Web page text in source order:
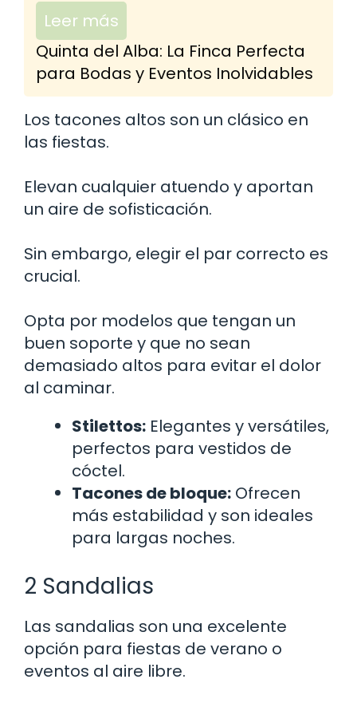
Leer más
Quinta del Alba: La Finca Perfecta
para Bodas y Eventos Inolvidables
Los tacones altos son un clásico en
las fiestas.
Elevan cualquier atuendo y aportan
un aire de sofisticación.
Sin embargo, elegir el par correcto es
crucial.
Opta por modelos que tengan un
buen soporte y que no sean
demasiado altos para evitar el dolor
al caminar.
Stilettos: Elegantes y versátiles,
perfectos para vestidos de
cóctel.
Tacones de bloque: Ofrecen
más estabilidad y son ideales
para largas noches.
2 Sandalias
Las sandalias son una excelente
opción para fiestas de verano o
eventos al aire libre.